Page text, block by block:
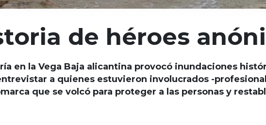
de héroes
en la Vega Baja alicantina provocó inundaciones
a quienes estuvieron involucrados -
que se volcó para proteger a las personas y